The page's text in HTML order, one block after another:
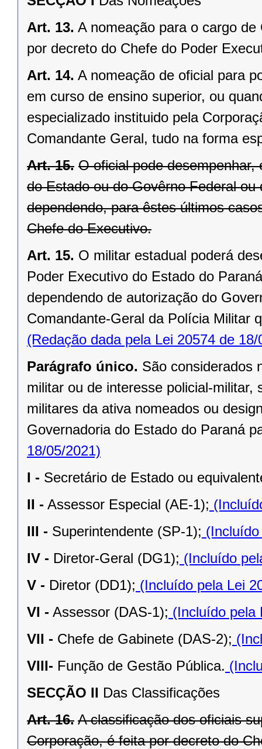
Art. 13. A nomeação para o cargo
por decreto do Chefe do Poder
Art. 14. A nomeação de oficial para
em curso de ensino superior, ou
especializado instituido pela
Comandante Geral, tudo na forma
Art. 15. O oficial pode
do Estado ou do Govêrno Federal
dependendo, para êstes últimos
Chefe do Executivo.
Art. 15. O militar estadual poderá
Poder Executivo do Estado do
dependendo de autorização do
Comandante-Geral da Polícia Militar
(Redação dada pela Lei 20574 de 18/
Parágrafo único. São considerados
militar ou de interesse policial-
militares da ativa nomeados ou
Governadoria do Estado do Paraná
18/05/2021)
I - Secretário de Estado ou
II - Assessor Especial (AE-1);
III - Superintendente (SP-1);
IV - Diretor-Geral (DG1); (Incluído
V - Diretor (DD1); (Incluído pela Lei
VI - Assessor (DAS-1); (Incluído pela
VII - Chefe de Gabinete (DAS-2);
VIII- Função de Gestão Pública.
SECÇÃO II Das Classificações
Art. 16. A classificação dos oficiais
Corporação, é feita por decreto do